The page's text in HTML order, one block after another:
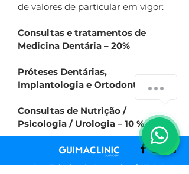
de valores de particular em vigor:
Consultas e tratamentos de
Medicina Dentária – 20%
Próteses Dentárias,
Implantologia e Ortodontia – 15%
Consultas de Nutrição /
Psicologia / Urologia – 10 %
Rua Teixeira de Pascoais, nº 211 Sala 9